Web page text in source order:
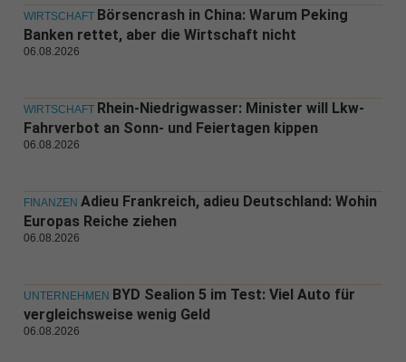
WIRTSCHAFT Börsencrash in China: Warum Peking
Banken rettet, aber die Wirtschaft nicht
06.08.2026
WIRTSCHAFT Rhein-Niedrigwasser: Minister will Lkw-
Fahrverbot an Sonn- und Feiertagen kippen
06.08.2026
FINANZEN Adieu Frankreich, adieu Deutschland: Wohin
Europas Reiche ziehen
06.08.2026
UNTERNEHMEN BYD Sealion 5 im Test: Viel Auto für
vergleichsweise wenig Geld
06.08.2026